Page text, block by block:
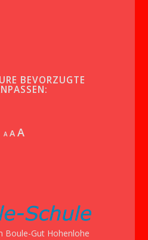
BEVORZUGTE
A Decrease
A Reset
A
Boule-Gut Hohenlohe